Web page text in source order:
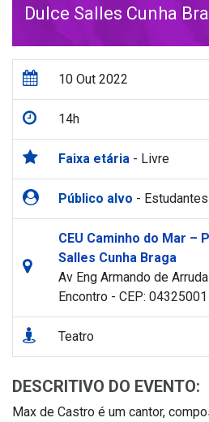
Dulce Salles Cunha
10 Out 2022
14h
Faixa etária - Livre
Público alvo -
CEU Caminho do Mar –
Salles Cunha Braga
Av Eng Armando de
Encontro - CEP: 04325001
Teatro
DESCRITIVO DO EVENTO:
Max de Castro é um cantor,